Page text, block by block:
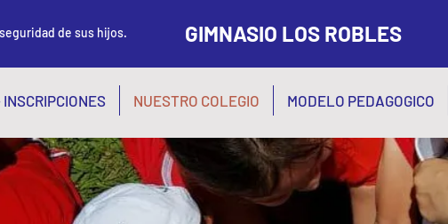
de sus hijos. GIMNASIO LOS ROBLES
NUESTRO COLEGIO MODELO PEDAGOGICO